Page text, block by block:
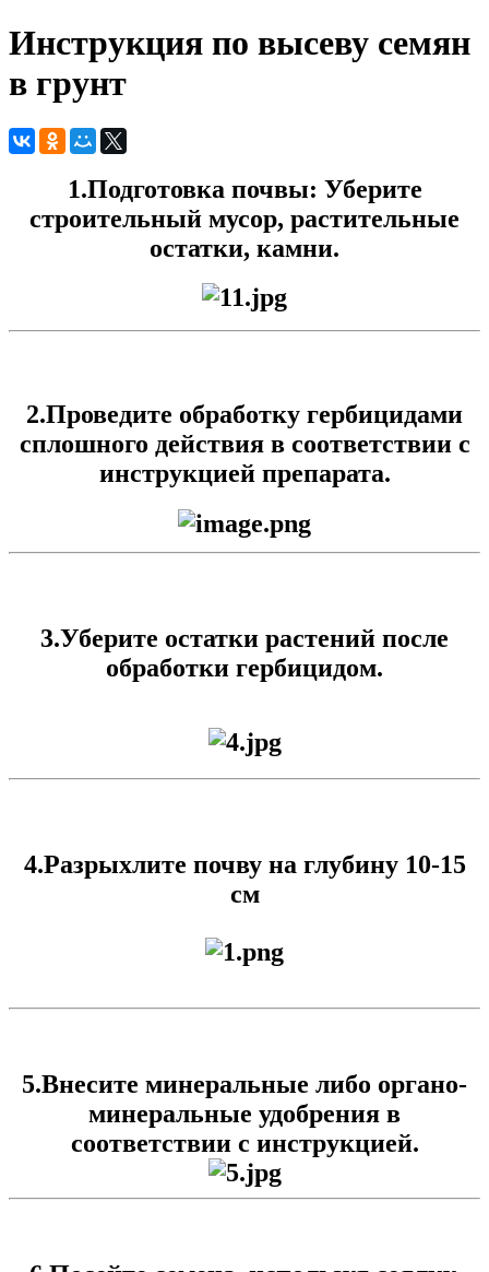
Инструкция по высеву семян
в грунт
1.Подготовка почвы: Уберите
строительный мусор, растительные
остатки, камни.
2.Проведите обработку гербицидами
сплошного действия в соответствии с
инструкцией препарата.
3.Уберите остатки растений после
обработки гербицидом.
4.Разрыхлите почву на глубину 10-15
см
5.Внесите минеральные либо органо-
минеральные удобрения в
соответствии с инструкцией.